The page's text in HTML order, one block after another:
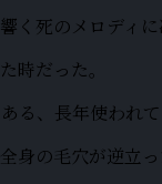
く死のメロディ
時だった。
、長年使われ
身の毛穴が逆立っ